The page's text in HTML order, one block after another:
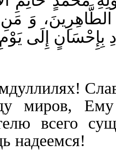
الطَّاهِرِينَ، وَ
بِإِحْسَانٍ إِلَى
миров,
всего
надеемся!